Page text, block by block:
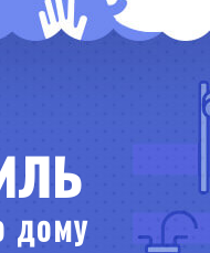
дому